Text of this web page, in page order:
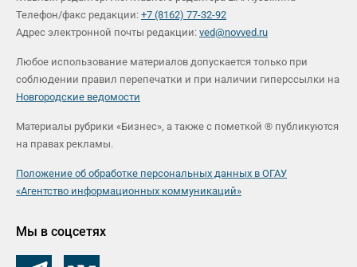
Телефон/факс редакции: +7 (8162) 77-32-92
Адрес электронной почты редакции: ved@novved.ru
Любое использование материалов допускается только при
соблюдении правил перепечатки и при наличии гиперссылки на
Новгородские ведомости
Материалы рубрики «Бизнес», а также с пометкой ® публикуются
на правах рекламы.
Положение об обработке персональных данных в ОГАУ
«Агентство информационных коммуникаций»
Мы в соцсетях